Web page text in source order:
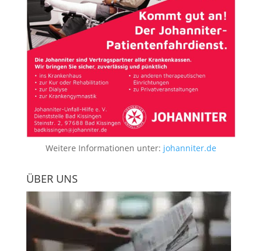
Weitere Informationen unter: johanniter.de
ÜBER UNS